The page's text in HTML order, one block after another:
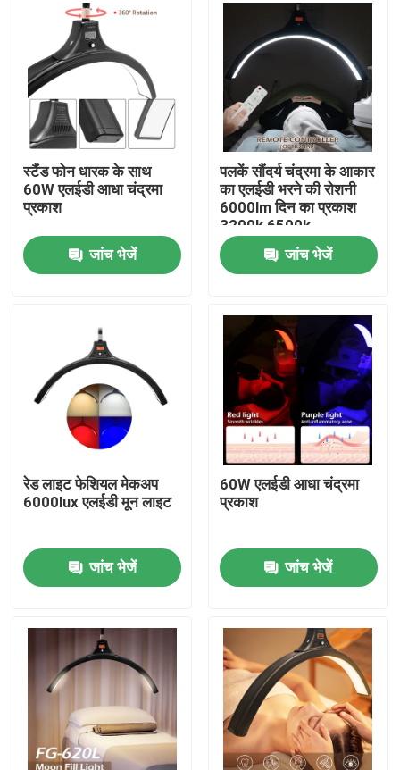
वीडियो
हमारे बारे में
कारखाने का दौरा
हमसे संपर्क करें
समाचार
एलईडी वीडियो स्टूडियो लाइट्स
स्टैंड फोन धारक के साथ
60W एलईडी आधा चंद्रमा
प्रकाश
जांच भेजें
पलकें सौंदर्य चंद्रमा के आकार
का एलईडी भरने की रोशनी
6000lm दिन का प्रकाश
3200k 6500k
जांच भेजें
रेड लाइट फेशियल मेकअप
6000lux एलईडी मून लाइट
जांच भेजें
60W एलईडी आधा चंद्रमा
प्रकाश
जांच भेजें